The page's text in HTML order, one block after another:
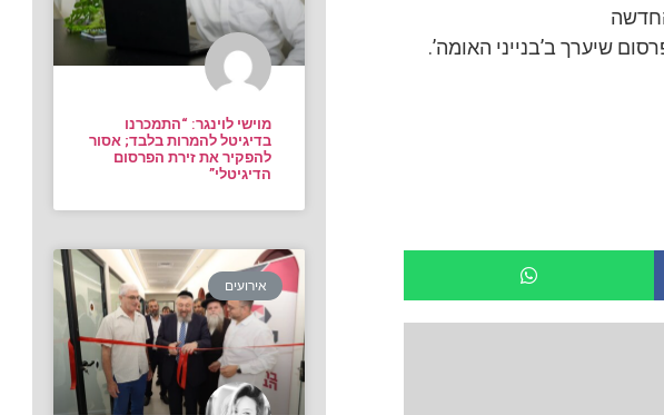
שיערך ב’בנייני האומה’.
מוישי לוינגר: “התמכרנו
בדיגיטל להמרות בלבד; אסור
להפקיר את זירת הפרסום
הדיגיטלי”
אירועים